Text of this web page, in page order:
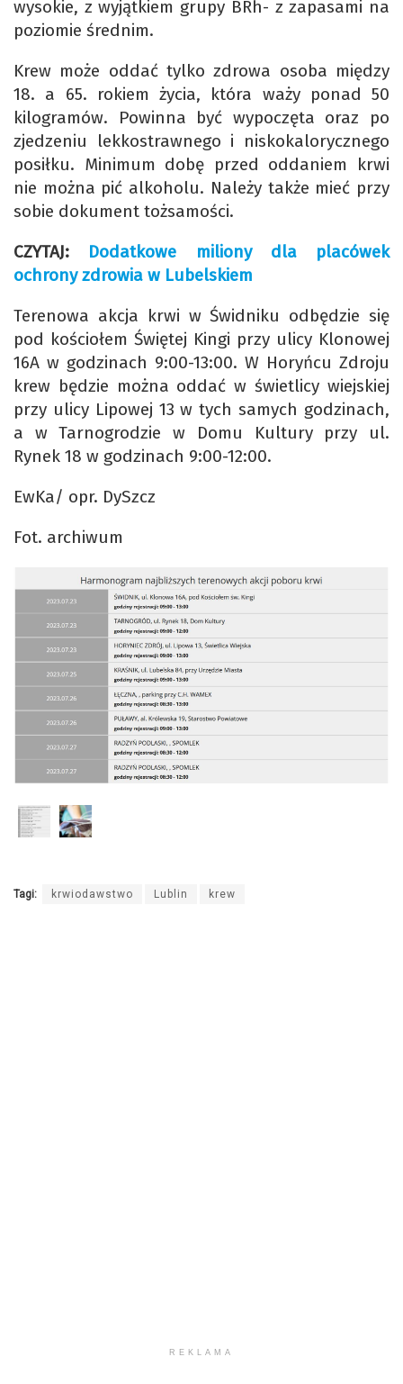
wysokie, z wyjątkiem grupy BRh- z zapasami na
poziomie średnim.
Krew może oddać tylko zdrowa osoba między
18. a 65. rokiem życia, która waży ponad 50
kilogramów. Powinna być wypoczęta oraz po
zjedzeniu lekkostrawnego i niskokalorycznego
posiłku. Minimum dobę przed oddaniem krwi
nie można pić alkoholu. Należy także mieć przy
sobie dokument tożsamości.
CZYTAJ: Dodatkowe miliony dla placówek
ochrony zdrowia w Lubelskiem
Terenowa akcja krwi w Świdniku odbędzie się
pod kościołem Świętej Kingi przy ulicy Klonowej
16A w godzinach 9:00-13:00. W Horyńcu Zdroju
krew będzie można oddać w świetlicy wiejskiej
przy ulicy Lipowej 13 w tych samych godzinach,
a w Tarnogrodzie w Domu Kultury przy ul.
Rynek 18 w godzinach 9:00-12:00.
EwKa/ opr. DySzcz
Fot. archiwum
Tagi: krwiodawstwo Lublin krew
REKLAMA